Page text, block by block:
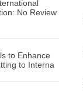
No Review
to Enhance
to Interna